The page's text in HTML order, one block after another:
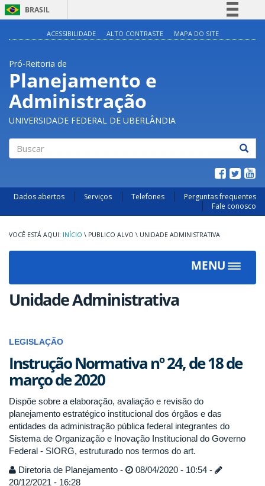
BRASIL
Acesso à informação
ACESSIBILIDADE ALTO CONTRASTE MAPA DO SITE
Pró-Reitoria de
Planejamento e
Administração
UNIVERSIDADE FEDERAL DE UBERLÂNDIA
Dados abertos Serviços Telefones
Perguntas frequentes
Fale conosco
INÍCIO \ PUBLICO ALVO \ UNIDADE ADMINISTRATIVA
MENU
Toggle
Unidade Administrativa
LEGISLAÇÃO
Instrução Normativa nº 24, de 18 de
março de 2020
Dispõe sobre a elaboração, avaliação e revisão do
planejamento estratégico institucional dos órgãos e das
entidades da administração pública federal integrantes do
Sistema de Organização e Inovação Institucional do Governo
Federal - SIORG, estruturado nos termos do art.
Diretoria de Planejamento -
08/04/2020 - 10:54 -
20/12/2021 - 16:28